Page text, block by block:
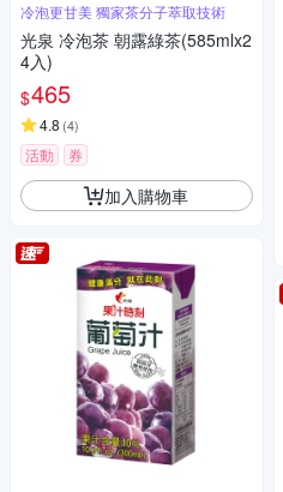
冷泡更甘美 獨家茶分子萃取技術
光泉 冷泡茶 朝露綠茶(585mlx2
4入)
$465
4.8 (4)
活動 券
加入購物車